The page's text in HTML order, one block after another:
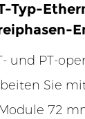
Typ-
und PT-
Sie
72